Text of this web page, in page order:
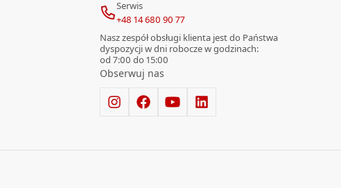
Serwis
+48 14 680 90 77
Nasz zespół obsługi klienta jest do Państwa
dyspozycji w dni robocze w godzinach:
od 7:00 do 15:00
Obserwuj nas